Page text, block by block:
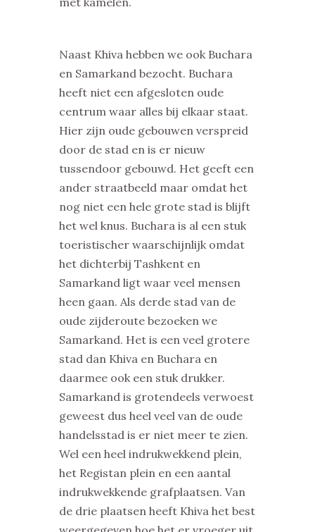
Naast Khiva hebben we ook Buchara
en Samarkand bezocht. Buchara
heeft niet een afgesloten oude
centrum waar alles bij elkaar staat.
Hier zijn oude gebouwen verspreid
door de stad en is er nieuw
tussendoor gebouwd. Het geeft een
ander straatbeeld maar omdat het
nog niet een hele grote stad is blijft
het wel knus. Buchara is al een stuk
toeristischer waarschijnlijk omdat
het dichterbij Tashkent en
Samarkand ligt waar veel mensen
heen gaan. Als derde stad van de
oude zijderoute bezoeken we
Samarkand. Het is een veel grotere
stad dan Khiva en Buchara en
daarmee ook een stuk drukker.
Samarkand is grotendeels verwoest
geweest dus heel veel van de oude
handelsstad is er niet meer te zien.
Wel een heel indrukwekkend plein,
het Registan plein en een aantal
indrukwekkende grafplaatsen. Van
de drie plaatsen heeft Khiva het best